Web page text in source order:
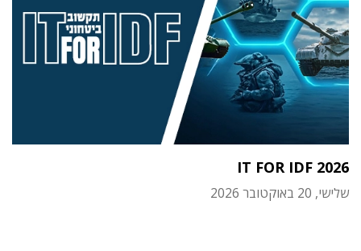
IT FOR IDF 2026
שלישי, 20 באוקטובר 2026